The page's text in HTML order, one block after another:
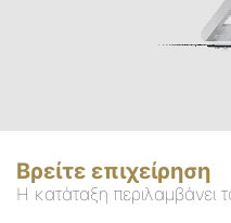
Βρείτε επιχείρηση
Η κατάταξη περιλαμβάνει